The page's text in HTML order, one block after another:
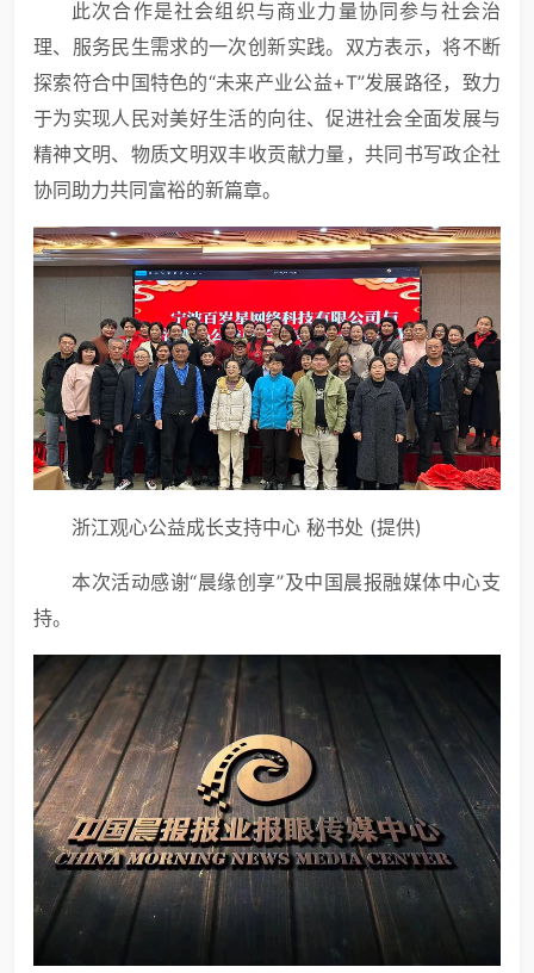
此次合作是社会组织与商业力量协同参与社会治
理、服务民生需求的一次创新实践。双方表示，将不断
探索符合中国特色的“未来产业公益+T”发展路径，致力
于为实现人民对美好生活的向往、促进社会全面发展与
精神文明、物质文明双丰收贡献力量，共同书写政企社
协同助力共同富裕的新篇章。
浙江观心公益成长支持中心 秘书处 (提供)
本次活动感谢“晨缘创享”及中国晨报融媒体中心支
持。